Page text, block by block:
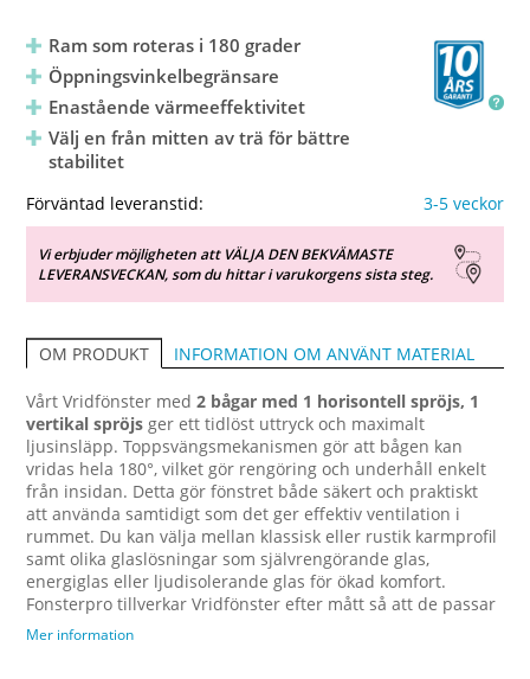
Ram som roteras i 180 grader
Öppningsvinkelbegränsare
Enastående värmeeffektivitet
Välj en från mitten av trä för bättre
stabilitet
Förväntad leveranstid: 3-5 veckor
Vi erbjuder möjligheten att VÄLJA DEN BEKVÄMASTE
LEVERANSVECKAN, som du hittar i varukorgens sista steg.
OM PRODUKT INFORMATION OM ANVÄNT MATERIAL
Vårt Vridfönster med2 bågar med 1 horisontell spröjs, 1
vertikal spröjs ger ett tidlöst uttryck och maximalt
ljusinsläpp. Toppsvängsmekanismen gör att bågen kan
vridas hela 180°, vilket gör rengöring och underhåll enkelt
från insidan. Detta gör fönstret både säkert och praktiskt
att använda samtidigt som det ger effektiv ventilation i
rummet. Du kan välja mellan klassisk eller rustik karmprofil
samt olika glaslösningar som självrengörande glas,
energiglas eller ljudisolerande glas för ökad komfort.
Fonsterpro tillverkar Vridfönster efter mått så att de passar
perfekt till ditt projekt, oavsett om det gäller nybyggnation,
Mer information